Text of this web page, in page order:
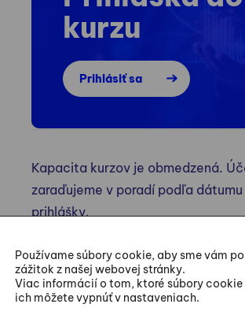
kurzu
Prihlásiť sa
Kapacita kurzov je obmedzená.
zaraďujeme v poradí podľa dátumu
prihlášky.
Používame súbory cookie, aby sme vám
zážitok z našej webovej stránky.
Viac informácií o tom, ktoré súbory cookie
ich môžete vypnúť v nastaveniach.